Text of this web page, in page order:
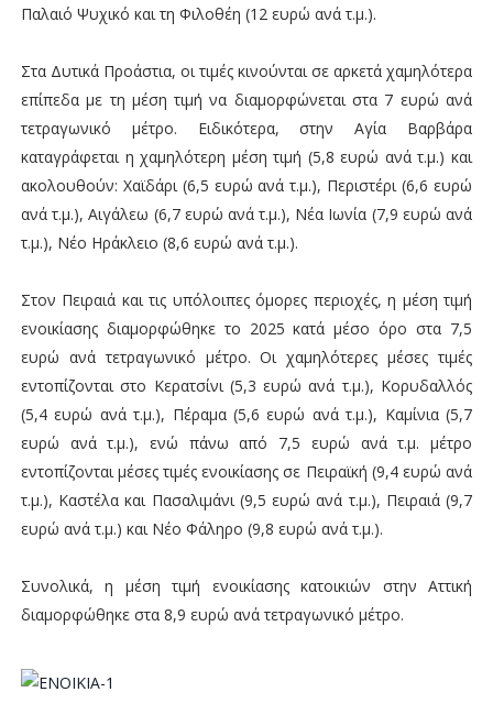
Παλαιό Ψυχικό και τη Φιλοθέη (12 ευρώ ανά τ.μ.).
Στα Δυτικά Προάστια, οι τιμές κινούνται σε αρκετά χαμηλότερα
επίπεδα με τη μέση τιμή να διαμορφώνεται στα 7 ευρώ ανά
τετραγωνικό μέτρο. Ειδικότερα, στην Αγία Βαρβάρα
καταγράφεται η χαμηλότερη μέση τιμή (5,8 ευρώ ανά τ.μ.) και
ακολουθούν: Χαϊδάρι (6,5 ευρώ ανά τ.μ.), Περιστέρι (6,6 ευρώ
ανά τ.μ.), Αιγάλεω (6,7 ευρώ ανά τ.μ.), Νέα Ιωνία (7,9 ευρώ ανά
τ.μ.), Νέο Ηράκλειο (8,6 ευρώ ανά τ.μ.).
Στον Πειραιά και τις υπόλοιπες όμορες περιοχές, η μέση τιμή
ενοικίασης διαμορφώθηκε το 2025 κατά μέσο όρο στα 7,5
ευρώ ανά τετραγωνικό μέτρο. Οι χαμηλότερες μέσες τιμές
εντοπίζονται στο Κερατσίνι (5,3 ευρώ ανά τ.μ.), Κορυδαλλός
(5,4 ευρώ ανά τ.μ.), Πέραμα (5,6 ευρώ ανά τ.μ.), Καμίνια (5,7
ευρώ ανά τ.μ.), ενώ πάνω από 7,5 ευρώ ανά τ.μ. μέτρο
εντοπίζονται μέσες τιμές ενοικίασης σε Πειραϊκή (9,4 ευρώ ανά
τ.μ.), Καστέλα και Πασαλιμάνι (9,5 ευρώ ανά τ.μ.), Πειραιά (9,7
ευρώ ανά τ.μ.) και Νέο Φάληρο (9,8 ευρώ ανά τ.μ.).
Συνολικά, η μέση τιμή ενοικίασης κατοικιών στην Αττική
διαμορφώθηκε στα 8,9 ευρώ ανά τετραγωνικό μέτρο.